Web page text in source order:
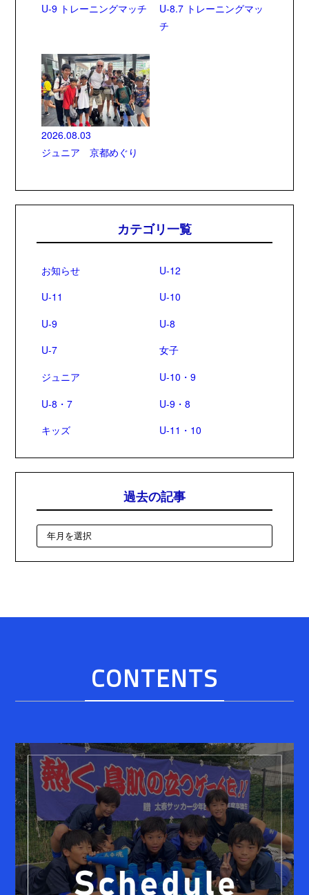
U-9 トレーニングマッチ
U-8.7 トレーニングマッ
チ
2026.08.03
ジュニア 京都めぐり
カテゴリ一覧
お知らせ
U-12
U-11
U-10
U-9
U-8
U-7
女子
ジュニア
U-10・9
U-8・7
U-9・8
キッズ
U-11・10
過去の記事
CONTENTS